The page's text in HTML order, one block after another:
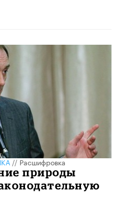
//Расшифровка
природы